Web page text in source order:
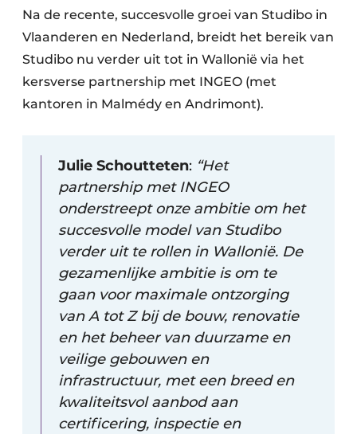
Keukens
Renovatie
Software
Veiligheid & Opleiding
Zonwering
Na de recente, succesvolle groei van Studibo in
Vlaanderen en Nederland, breidt het bereik van
Studibo nu verder uit tot in Wallonië via het
kersverse partnership met INGEO (met
kantoren in Malmédy en Andrimont).
Julie Schoutteten: “Het
partnership met INGEO
onderstreept onze ambitie om het
succesvolle model van Studibo
verder uit te rollen in Wallonië. De
gezamenlijke ambitie is om te
gaan voor maximale ontzorging
van A tot Z bij de bouw, renovatie
en het beheer van duurzame en
veilige gebouwen en
infrastructuur, met een breed en
kwaliteitsvol aanbod aan
certificering, inspectie en